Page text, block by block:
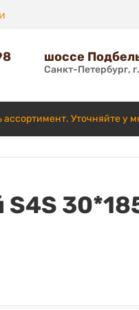
шоссе
Санкт-Петербург,
ассортимент. Уточняйте у